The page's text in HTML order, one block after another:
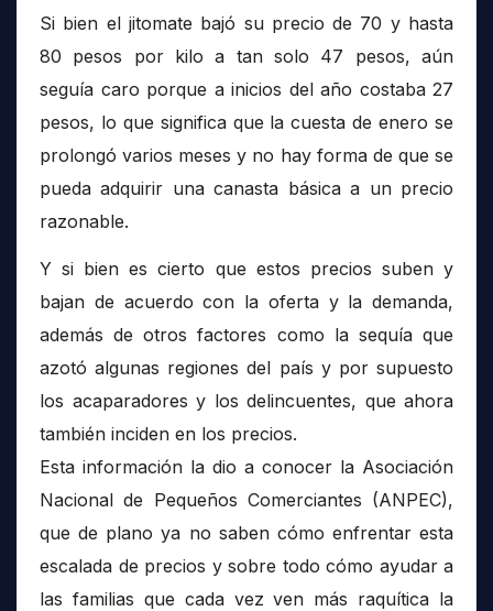
Si bien el jitomate bajó su precio de 70 y hasta
80 pesos por kilo a tan solo 47 pesos, aún
seguía caro porque a inicios del año costaba 27
pesos, lo que significa que la cuesta de enero se
prolongó varios meses y no hay forma de que se
pueda adquirir una canasta básica a un precio
razonable.
Y si bien es cierto que estos precios suben y
bajan de acuerdo con la oferta y la demanda,
además de otros factores como la sequía que
azotó algunas regiones del país y por supuesto
los acaparadores y los delincuentes, que ahora
también inciden en los precios.
Esta información la dio a conocer la Asociación
Nacional de Pequeños Comerciantes (ANPEC),
que de plano ya no saben cómo enfrentar esta
escalada de precios y sobre todo cómo ayudar a
las familias que cada vez ven más raquítica la